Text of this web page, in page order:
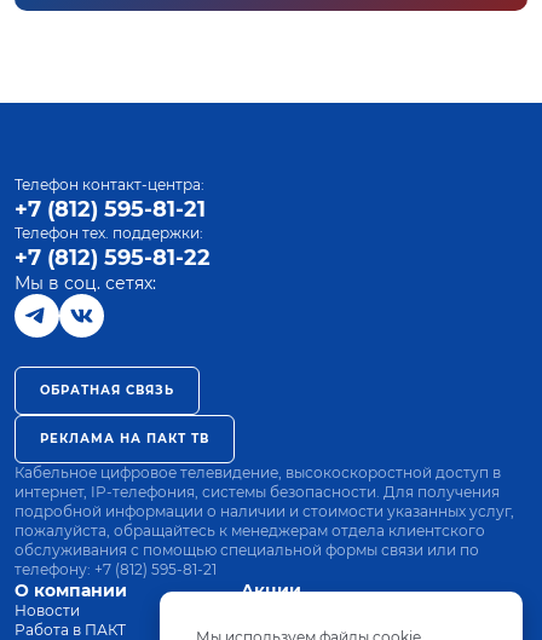
О компании
Новости
Работа в ПАКТ
Акции
Оплата
Телефон контакт-центра:
+7 (812) 595-81-21
Телефон тех. поддержки:
+7 (812) 595-81-22
Мы в соц. сетях:
ОБРАТНАЯ СВЯЗЬ
РЕКЛАМА НА ПАКТ ТВ
Кабельное цифровое телевидение, высокоскоростной доступ в
интернет, IP-телефония, системы безопасности. Для получения
подробной информации о наличии и стоимости указанных услуг,
пожалуйста, обращайтесь к менеджерам отдела клиентского
обслуживания с помощью специальной формы связи или по
телефону: +7 (812) 595-81-21